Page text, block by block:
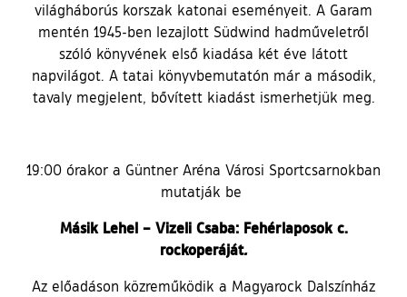
világháborús korszak katonai eseményeit. A Garam
mentén 1945-ben lezajlott Südwind hadműveletről
szóló könyvének első kiadása két éve látott
napvilágot. A tatai könyvbemutatón már a második,
tavaly megjelent, bővített kiadást ismerhetjük meg.
19:00 órakor a Güntner Aréna Városi Sportcsarnokban
mutatják be
Másik Lehel – Vizeli Csaba: Fehérlaposok c.
rockoperáját.
Az előadáson közreműködik a Magyarock Dalszínház